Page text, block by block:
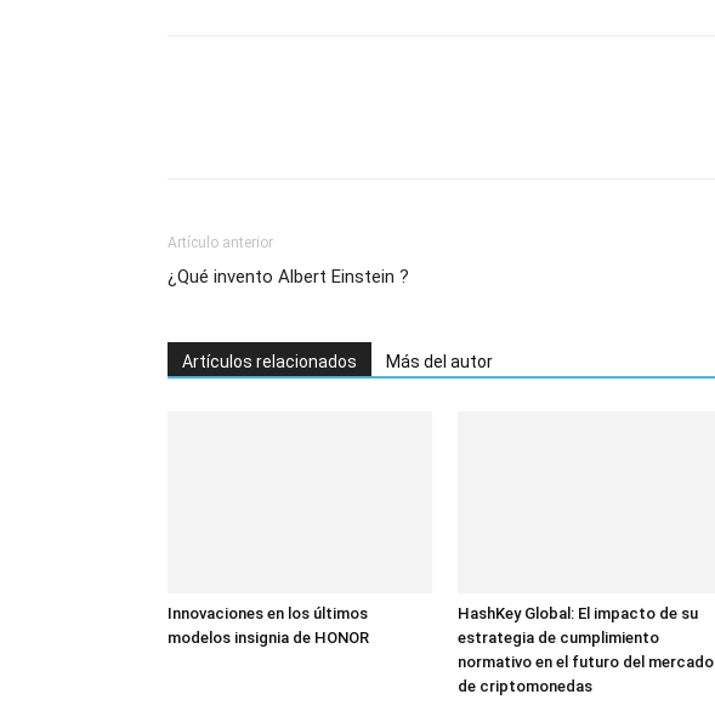
Artículo anterior
¿Qué invento Albert Einstein ?
Artículos relacionados Más del autor
Innovaciones en los últimos
modelos insignia de HONOR
HashKey Global: El impacto de su
estrategia de cumplimiento
normativo en el futuro del mercado
de criptomonedas